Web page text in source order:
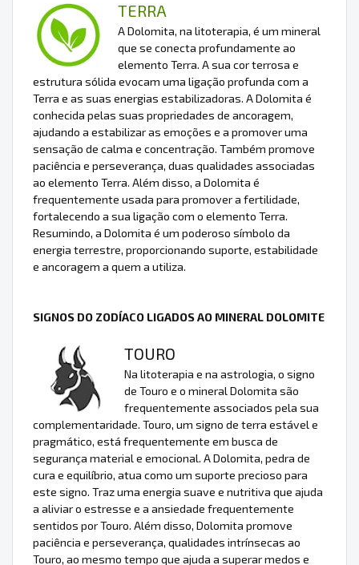
TERRA
A Dolomita, na litoterapia, é um mineral
que se conecta profundamente ao
elemento Terra. A sua cor terrosa e
estrutura sólida evocam uma ligação profunda com a
Terra e as suas energias estabilizadoras. A Dolomita é
conhecida pelas suas propriedades de ancoragem,
ajudando a estabilizar as emoções e a promover uma
sensação de calma e concentração. Também promove
paciência e perseverança, duas qualidades associadas
ao elemento Terra. Além disso, a Dolomita é
frequentemente usada para promover a fertilidade,
fortalecendo a sua ligação com o elemento Terra.
Resumindo, a Dolomita é um poderoso símbolo da
energia terrestre, proporcionando suporte, estabilidade
e ancoragem a quem a utiliza.
SIGNOS DO ZODÍACO LIGADOS AO MINERAL DOLOMITE
TOURO
Na litoterapia e na astrologia, o signo
de Touro e o mineral Dolomita são
frequentemente associados pela sua
complementaridade. Touro, um signo de terra estável e
pragmático, está frequentemente em busca de
segurança material e emocional. A Dolomita, pedra de
cura e equilíbrio, atua como um suporte precioso para
este signo. Traz uma energia suave e nutritiva que ajuda
a aliviar o estresse e a ansiedade frequentemente
sentidos por Touro. Além disso, Dolomita promove
paciência e perseverança, qualidades intrínsecas ao
Touro, ao mesmo tempo que ajuda a superar medos e